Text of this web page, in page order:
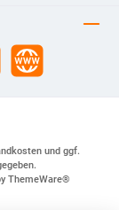
und ggf.
ThemeWare®